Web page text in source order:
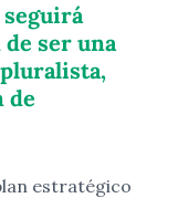
ser una
de
estratégico